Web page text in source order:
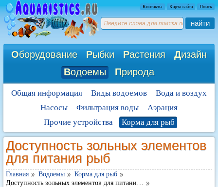
Контакты Карта сайта Поиск
найти
Оборудование Рыбки Растения Дизайн
Водоемы Природа
Общая информация Виды водоемов
Вода и воздух
Насосы
Фильтрация воды
Аэрация
Прочие устройства
Корма для рыб
Доступность зольных элементов
для питания рыб
Главная Водоемы
Корма для рыб
Доступность зольных элементов для питани…